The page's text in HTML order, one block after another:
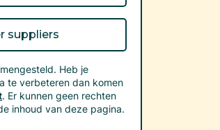
suppliers
Heb je
te verbeteren dan komen
. Er kunnen geen rechten
inhoud van deze pagina.